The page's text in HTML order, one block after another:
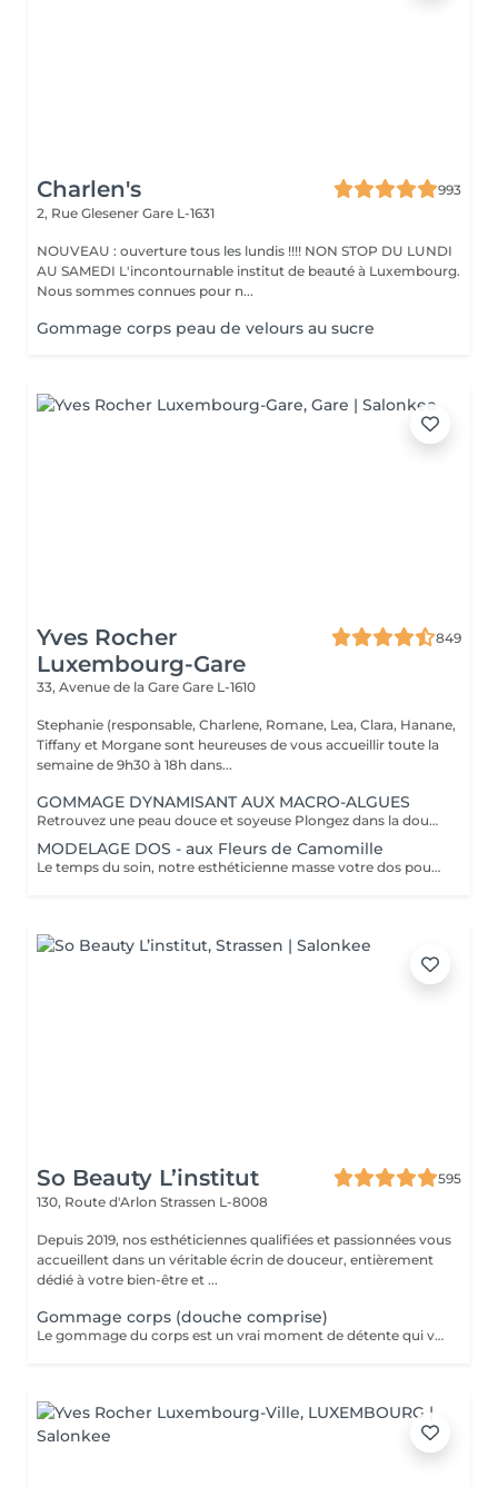
Charlen's
993
2, Rue Glesener Gare L-1631
NOUVEAU : ouverture tous les lundis !!!! NON STOP DU LUNDI
AU SAMEDI L'incontournable institut de beauté à Luxembourg.
Nous sommes connues pour n...
Gommage corps peau de velours au sucre
Yves Rocher
Luxembourg-Gare
849
33, Avenue de la Gare Gare L-1610
Stephanie (responsable, Charlene, Romane, Lea, Clara, Hanane,
Tiffany et Morgane sont heureuses de vous accueillir toute la
semaine de 9h30 à 18h dans...
GOMMAGE DYNAMISANT AUX MACRO-ALGUES
Retrouvez une peau douce et soyeuse Plongez dans la douceur tropicale dIndonésie à travers les notes épicées des huiles essentielles de Girofle et de Muscade. Ce gommage aux effluves chauds et naturels vous transporte tout en exfoliant délicatement votre peau : elle est douce, lumineuse et satinée.
MODELAGE DOS - aux Fleurs de Camomille
Le temps du soin, notre esthéticienne masse votre dos pour un confort sans précédent.
So Beauty L’institut
595
130, Route d'Arlon Strassen L-8008
Depuis 2019, nos esthéticiennes qualifiées et passionnées vous
accueillent dans un véritable écrin de douceur, entièrement
dédié à votre bien-être et ...
Gommage corps (douche comprise)
Le gommage du corps est un vrai moment de détente qui va permettre à la peau de se débarrasser de ses inégalités et de retrouver une peau toute douce. Ce soin est parfait juste avant d'aller au soleil pour permettre à la peau de mieux bronzer.